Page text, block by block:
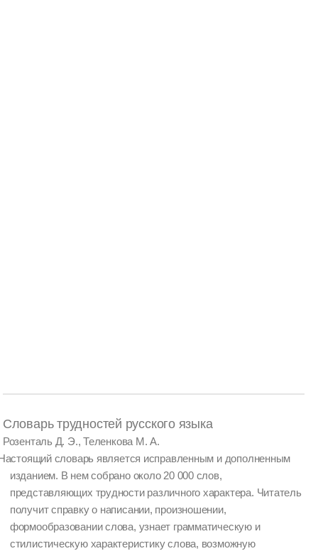
Словарь трудностей русского языка
Розенталь Д. Э., Теленкова М. А.
словарь является исправленным и дополненным
изданием. В нем собрано около 20 000 слов,
представляющих трудности различного характера. Читатель
получит справку о написании, произношении,
формообразовании слова, узнает грамматическую и
стилистическую характеристику слова, возможную